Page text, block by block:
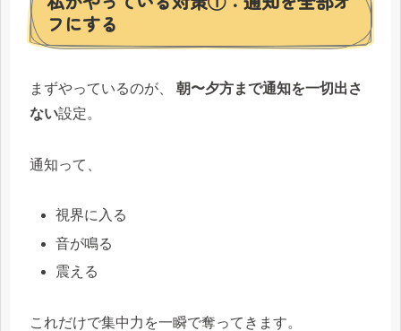
フにする
まずやっているのが、 朝〜夕方まで通知を一切出さ
ない設定。
通知って、
視界に入る
音が鳴る
震える
これだけで集中力を一瞬で奪ってきます。